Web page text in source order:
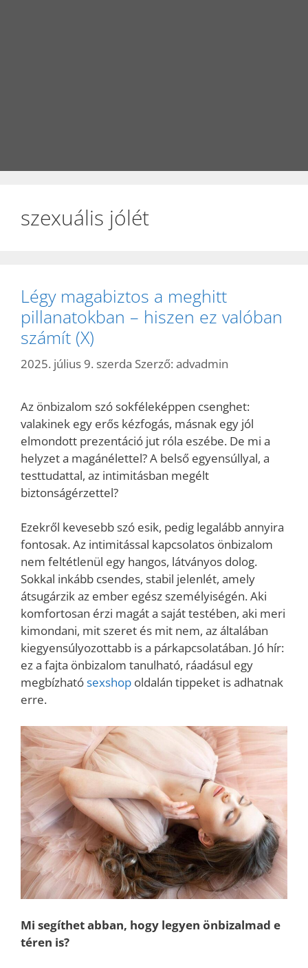
szexuális jólét
Légy magabiztos a meghitt
pillanatokban – hiszen ez valóban
számít (X)
2025. július 9. szerda Szerző: advadmin
Az önbizalom szó sokféleképpen csenghet:
valakinek egy erős kézfogás, másnak egy jól
elmondott prezentáció jut róla eszébe. De mi a
helyzet a magánélettel? A belső egyensúllyal, a
testtudattal, az intimitásban megélt
biztonságérzettel?
Ezekről kevesebb szó esik, pedig legalább annyira
fontosak. Az intimitással kapcsolatos önbizalom
nem feltétlenül egy hangos, látványos dolog.
Sokkal inkább csendes, stabil jelenlét, amely
átsugárzik az ember egész személyiségén. Aki
komfortosan érzi magát a saját testében, aki meri
kimondani, mit szeret és mit nem, az általában
kiegyensúlyozottabb is a párkapcsolatában. Jó hír:
ez a fajta önbizalom tanulható, ráadásul egy
megbízhatósexshop oldalán tippeket is adhatnak
erre.
Mi segíthet abban, hogy legyen önbizalmad e
téren is?